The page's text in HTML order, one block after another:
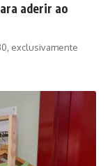
aderir ao
exclusivamente